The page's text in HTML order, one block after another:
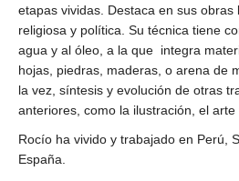
etapas vividas. Destaca en sus obras
religiosa y política. Su técnica tiene
agua y al óleo, a la que integra
hojas, piedras, maderas, o arena de
la vez, síntesis y evolución de otras
anteriores, como la ilustración, el arte
Rocío ha vivido y trabajado en Perú,
España.